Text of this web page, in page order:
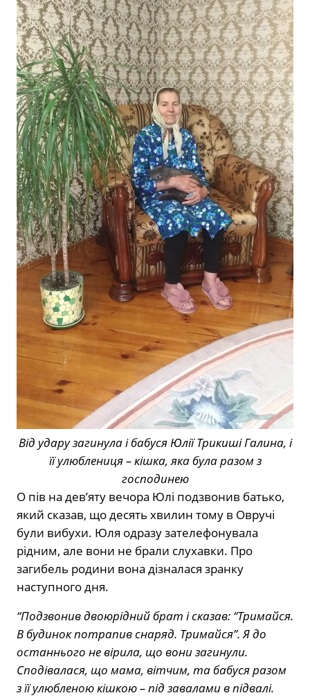
Від удару загинула і бабуся Юлії Трикиші Галина, і
її улюблениця – кішка, яка була разом з
господинею
О пів на дев’яту вечора Юлі подзвонив батько,
який сказав, що десять хвилин тому в Овручі
були вибухи. Юля одразу зателефонувала
рідним, але вони не брали слухавки. Про
загибель родини вона дізналася зранку
наступного дня.
“Подзвонив двоюрідний брат і сказав: “Тримайся.
В будинок потрапив снаряд. Тримайся”. Я до
останнього не вірила, що вони загинули.
Сподівалася, що мама, вітчим, та бабуся разом
з її улюбленою кішкою – під завалами в підвалі.